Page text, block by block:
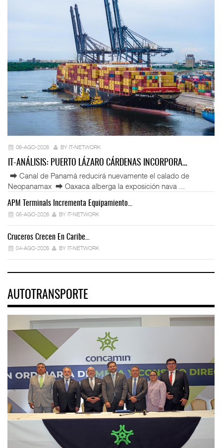
06-AGO-2026 BY IT-NETWORK
IT-ANÁLISIS: PUERTO LÁZARO CÁRDENAS INCORPORA…
⮕ Canal de Panamá reducirá nuevamente el calado de
Neopanamax ⮕ Oaxaca alberga la exposición nava ...
APM Terminals Incrementa Equipamiento…
05-AGO-2026 BY IT-NETWORK
Cruceros Crecen En Caribe…
04-AGO-2026 BY IT-NETWORK
AUTOTRANSPORTE